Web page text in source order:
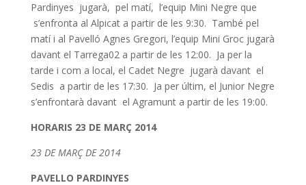
Pardinyes jugarà, pel matí, l’equip Mini Negre que
s’enfronta al Alpicat a partir de les 9:30. També pel
matí i al Pavelló Agnes Gregori, l’equip Mini Groc jugarà
davant el Tarrega02 a partir de les 12:00. Ja per la
tarde i com a local, el Cadet Negre jugarà davant el
Sedis a partir de les 17:30. Ja per últim, el Junior Negre
s’enfrontarà davant el Agramunt a partir de les 19:00.
HORARIS 23 DE MARÇ 2014
23 DE MARÇ DE 2014
PAVELLO PARDINYES